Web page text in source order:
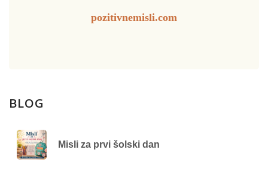
pozitivnemisli.com
BLOG
Misli za prvi šolski dan